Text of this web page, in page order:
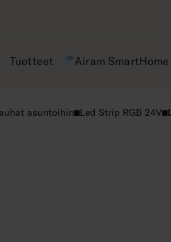
Tuotteet Airam SmartHome
asuntoihin Led Strip RGB 24V